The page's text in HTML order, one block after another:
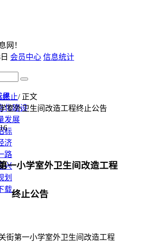
网！
会员中心 信息统计
果
化建设
发展
标
济
路
兴
划
载
终止/ 正文
室外卫生间改造工程终止公告
一小学室外卫生间改造工程
终止公告
街第一小学室外卫生间改造工程